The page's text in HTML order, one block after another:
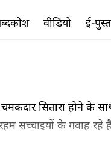
सितारा होने के
सच्चाइयों के गवाह रहे
करने की शय है।
वीडियो ई-